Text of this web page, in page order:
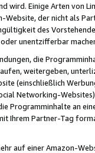
wird. Einige Arten von
der nicht als
des
unentzifferbar
die
weitergeben,
(einschließlich
Networking-
Programminhalte an
Ihrem Partner-Tag
auf einer Amazon-